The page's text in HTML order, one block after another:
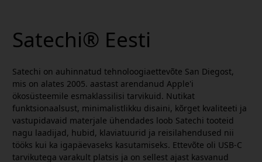
Satechi® Eesti
Satechi on auhinnatud tehnoloogiaettevõte San Diegost,
mis on alates 2005. aastast arendanud Apple'i
ökosüsteemile esmaklassilisi tarvikuid. Nutikat
funktsionaalsust, minimalistlikku disaini, kõrget kvaliteeti ja
vastupidavaid materjale ühendades loob Satechi tooteid
nagu laadijad, hubid, klaviatuurid ja reisilahendused nii
tööks kui ka igapäevaseks kasutamiseks. Ettevõte oli USB-C
tarvikutega varakult platsis ja on sellest ajast kasvanud